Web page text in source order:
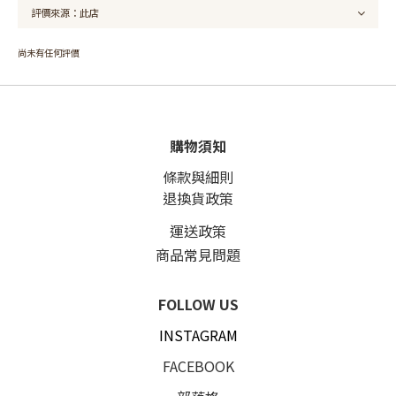
尚未有任何評價
購物須知
條款與細則
退換貨政策
運送政策
商品常見問題
FOLLOW US
INSTAGRAM
FACEBOOK